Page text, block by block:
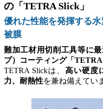
の「TETRA Slick」
優れた性能を発揮する
被膜
難加工材用切削工具等に
プ）コーティング「TETRA
TETRA Slickは、 高い硬度
力、耐熱性を兼ね備えてい